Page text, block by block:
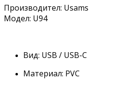
Производител: Usams
Модел: U94
Вид: USB / USB-C
Материал: PVC